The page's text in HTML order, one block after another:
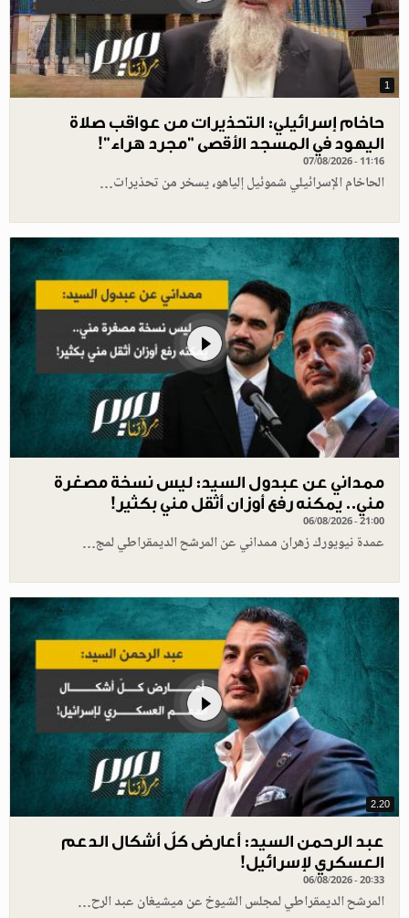
1
حاخام إسرائيلي: التحذيرات من عواقب صلاة
اليهود في المسجد الأقصى "مجرد هراء"!
07/08/2026 - 11:16
الحاخام الإسرائيلي شموئيل إلياهو، يسخر من تحذيرات…
ممداني عن عبدول السيد: ليس نسخة مصغرة
مني.. يمكنه رفع أوزان أثقل مني بكثير!
06/08/2026 - 21:00
عمدة نيويورك زهران ممداني عن المرشح الديمقراطي لمج…
2.20
عبد الرحمن السيد: أعارض كلّ أشكال الدعم
العسكري لإسرائيل!
06/08/2026 - 20:33
المرشح الديمقراطي لمجلس الشيوخ عن ميشيغان عبد الرح…